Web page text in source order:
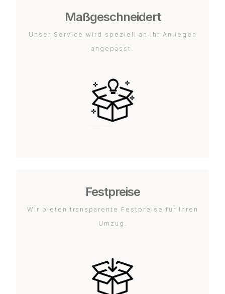
Maßgeschneidert
Unser Service wird speziell an Ihr Anliegen
angepasst.
Festpreise
Wir bieten transparente Festpreise für Ihren
Umzug.